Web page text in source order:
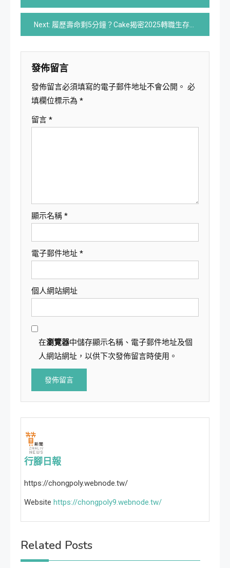
章
導
覽
Next: 履歷壽命剩5分鐘？Cake揭密2025轉職生存戰
發佈留言
發佈留言必須填寫的電子郵件地址不會公開。 必
填欄位標示為 *
留言 *
顯示名稱 *
電子郵件地址 *
個人網站網址
在瀏覽器中儲存顯示名稱、電子郵件地址及個
人網站網址，以供下次發佈留言時使用。
行腳日報
https://chongpoly.webnode.tw/
Website https://chongpoly9.webnode.tw/
Related Posts